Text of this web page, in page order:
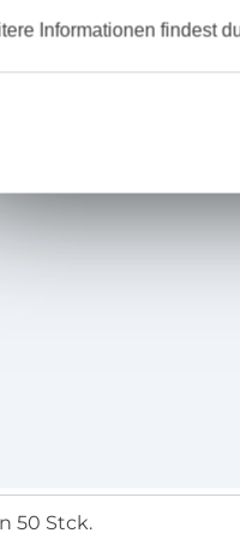
50 Stck.
Informationen findest